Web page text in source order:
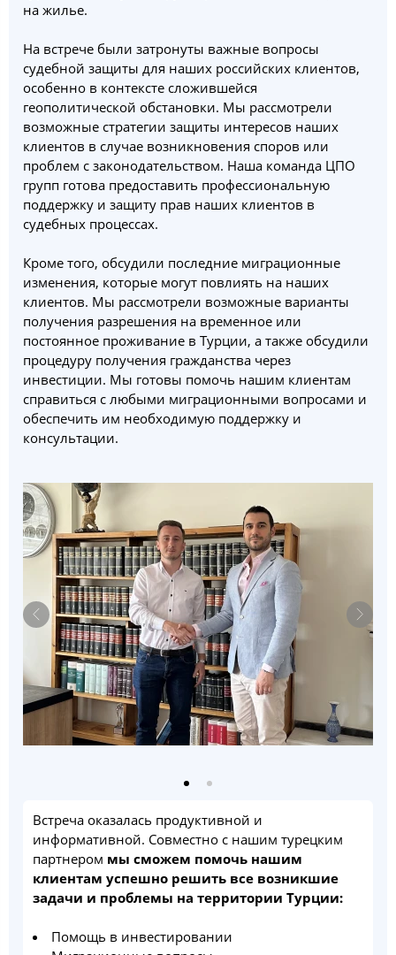
на жилье.
На встрече были затронуты важные вопросы
судебной защиты для наших российских клиентов,
особенно в контексте сложившейся
геополитической обстановки. Мы рассмотрели
возможные стратегии защиты интересов наших
клиентов в случае возникновения споров или
проблем с законодательством. Наша команда ЦПО
групп готова предоставить профессиональную
поддержку и защиту прав наших клиентов в
судебных процессах.
Кроме того, обсудили последние миграционные
изменения, которые могут повлиять на наших
клиентов. Мы рассмотрели возможные варианты
получения разрешения на временное или
постоянное проживание в Турции, а также обсудили
процедуру получения гражданства через
инвестиции. Мы готовы помочь нашим клиентам
справиться с любыми миграционными вопросами и
обеспечить им необходимую поддержку и
консультации.
Встреча оказалась продуктивной и
информативной. Совместно с нашим турецким
партнером мы сможем помочь нашим
клиентам успешно решить все возникшие
задачи и проблемы на территории Турции:
Помощь в инвестировании